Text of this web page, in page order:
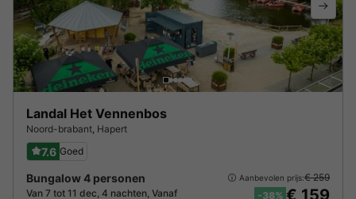
Landal Het Vennenbos
Noord-brabant, Hapert
7.6 Goed
Bungalow 4 personen
Van 7 tot 11 dec, 4 nachten, Vanaf
Aanbevolen prijs:€ 259
-38%